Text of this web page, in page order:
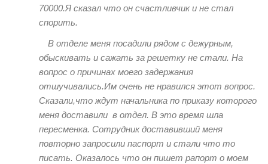
70000.Я сказал что он счастливчик и не стал
спорить.
В отделе меня посадили рядом с дежурным,
обыскивать и сажать за решетку не стали. На
вопрос о причинах моего задержания
отшучивались.Им очень не нравился этот вопрос.
Сказали,что ждут начальника по приказу которого
меня доставили в отдел. В это время шла
пересменка. Сотрудник доставивший меня
повторно запросили паспорт и стали что то
писать. Оказалось что он пишет рапорт о моем